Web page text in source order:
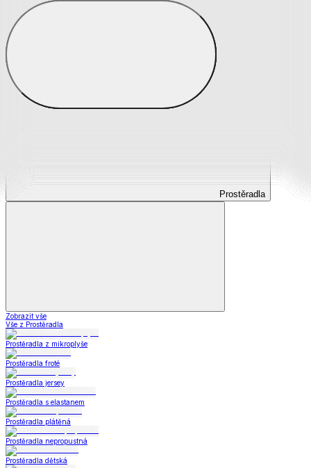
Prostěradla
Prostěradla
Zobrazit vše
Vše z Prostěradla
Prostěradla z mikroplyše
Prostěradla froté
Prostěradla jersey
Prostěradla s elastanem
Prostěradla plátěná
Prostěradla nepropustná
Prostěradla dětská